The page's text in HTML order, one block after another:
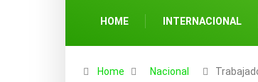
HOME INTERNACIONAL
Home Nacional